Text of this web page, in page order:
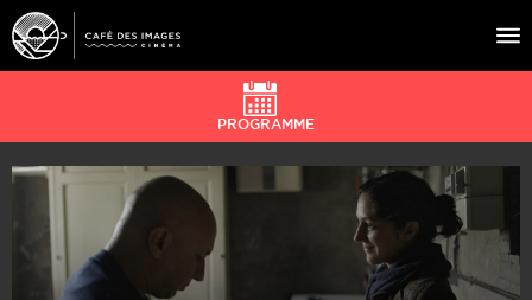
À L’AFFICHE
ÉVÉNEMENTS
CAFÉ DU CINÉ
PROGRAMME